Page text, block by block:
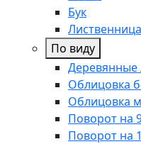
Бук
Лиственница
По виду
Деревянные
Облицовка
Облицовка
Поворот на
Поворот на